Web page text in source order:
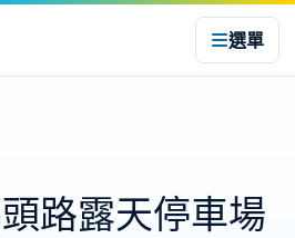
選單
路露天停車場